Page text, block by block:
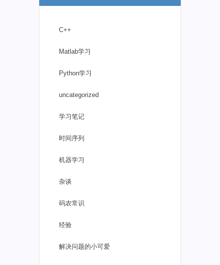
C++
Matlab学习
Python学习
uncategorized
学习笔记
时间序列
机器学习
杂谈
码农常识
经验
解决问题的小可爱